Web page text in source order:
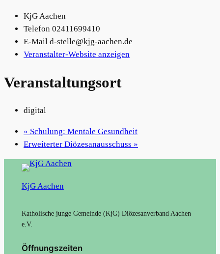
KjG Aachen
Telefon 02411699410
E-Mail d-stelle@kjg-aachen.de
Veranstalter-Website anzeigen
Veranstaltungsort
digital
« Schulung: Mentale Gesundheit
Erweiterter Diözesanausschuss »
KjG Aachen
Katholische junge Gemeinde (KjG) Diözesanverband Aachen
e.V.
Öffnungszeiten